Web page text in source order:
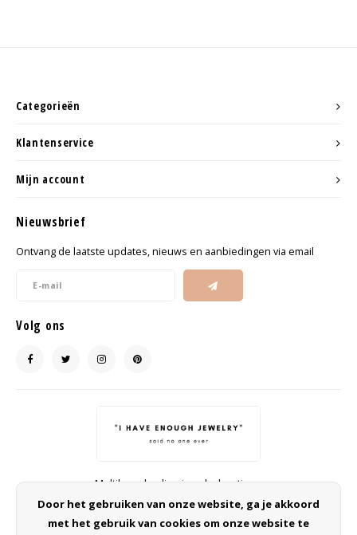
Categorieën
Klantenservice
Mijn account
Nieuwsbrief
Ontvang de laatste updates, nieuws en aanbiedingen via email
Volg ons
Multibrand online jewelry boutique
info@ohsohip.nl
Door het gebruiken van onze website, ga je akkoord
met het gebruik van cookies om onze website te